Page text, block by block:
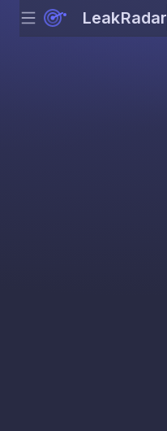
Menu LeakRadar